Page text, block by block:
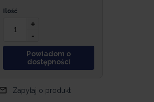
Ilość
+
-
Powiadom o
dostępności
Zapytaj o produkt